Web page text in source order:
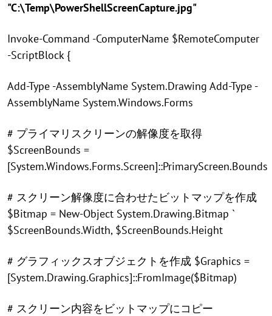
"C:\Temp\PowerShellScreenCapture.jpg"
Invoke-Command -ComputerName $RemoteComputer
-ScriptBlock {
Add-Type -AssemblyName System.Drawing Add-Type -
AssemblyName System.Windows.Forms
# プライマリスクリーンの解像度を取得
$ScreenBounds =
[System.Windows.Forms.Screen]::PrimaryScreen.Bounds
# スクリーン解像度に合わせたビットマップを作成
$Bitmap = New-Object System.Drawing.Bitmap `
$ScreenBounds.Width, $ScreenBounds.Height
# グラフィックスオブジェクトを作成 $Graphics =
[System.Drawing.Graphics]::FromImage($Bitmap)
# スクリーン内容をビットマップにコピー